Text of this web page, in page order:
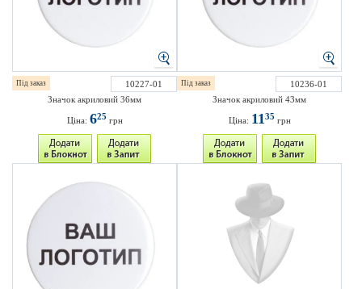
Під заказ
10227-01
Значок акриловий 36мм
Ціна: 625 грн
Під заказ
10236-01
Значок акриловий 43мм
Ціна: 1135 грн